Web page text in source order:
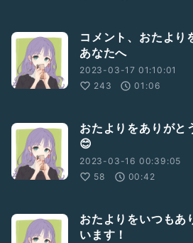
コメント、おたより
あなたへ
2023-03-17 01:10:01
243
01:06
おたよりをありがと
😊
2023-03-16 00:39:05
58
00:42
おたよりをいつもあ
います！